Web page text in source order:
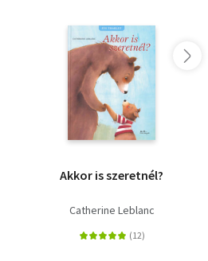
Akkor is szeretnél?
Catherine Leblanc